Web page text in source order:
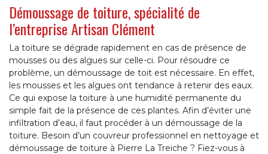
Démoussage de toiture, spécialité de
l’entreprise Artisan Clément
La toiture se dégrade rapidement en cas de présence de
mousses ou des algues sur celle-ci. Pour résoudre ce
problème, un démoussage de toit est nécessaire. En effet,
les mousses et les algues ont tendance à retenir des eaux.
Ce qui expose la toiture à une humidité permanente du
simple fait de la présence de ces plantes. Afin d’éviter une
infiltration d’eau, il faut procéder à un démoussage de la
toiture. Besoin d’un couvreur professionnel en nettoyage et
démoussage de toiture à Pierre La Treiche ? Fiez-vous à